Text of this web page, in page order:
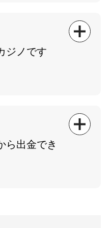
）
）
ジノです
ら出金でき